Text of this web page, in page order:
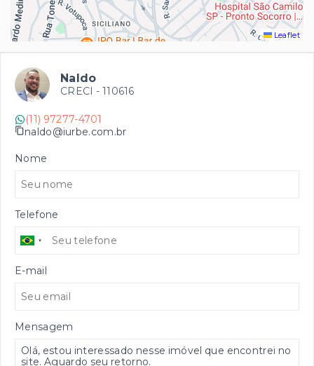
Leaflet
Naldo
CRECI - 110616
(11) 97277-4701
naldo@iurbe.com.br
Nome
Telefone
E-mail
Mensagem